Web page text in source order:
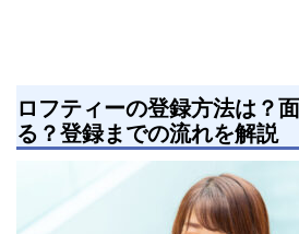
ロフティーの登録方法は？
る？登録までの流れを解説